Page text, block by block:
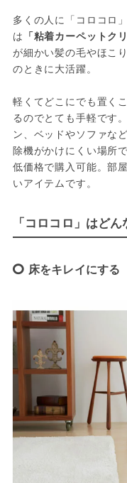
多くの人に「コロコロ
は 「粘着カーペットク
が細かい髪の毛やほこ
のときに大活躍。
軽くてどこにでも置く
るのでとても手軽です
ン、ベッドやソファな
除機がかけにくい場所
低価格で購入可能。部
いアイテムです。
「コロコロ」はど
床をキレイにする